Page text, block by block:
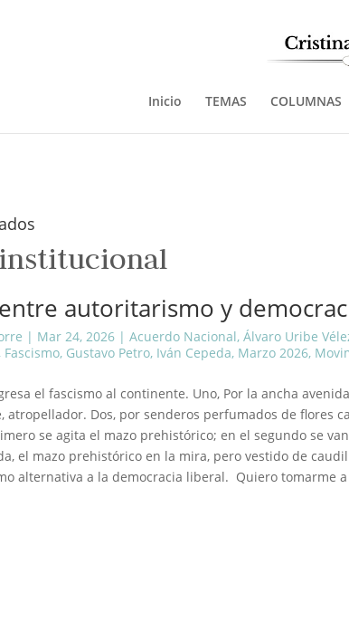
Inicio TEMAS COLUMNAS
autoritarismo y
| Mar 24, 2026 | Acuerdo Nacional, Álvaro Uribe
, Fascismo, Gustavo Petro, Iván Cepeda, Marzo 2026,
el fascismo al continente. Uno, Por la ancha
atropellador. Dos, por senderos perfumados de flores
se agita el mazo prehistórico; en el segundo se
el mazo prehistórico en la mira, pero vestido de
alternativa a la democracia liberal. Quiero tomarme a